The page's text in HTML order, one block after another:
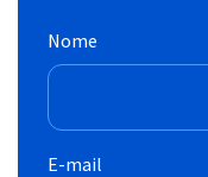
Nome
E-mail